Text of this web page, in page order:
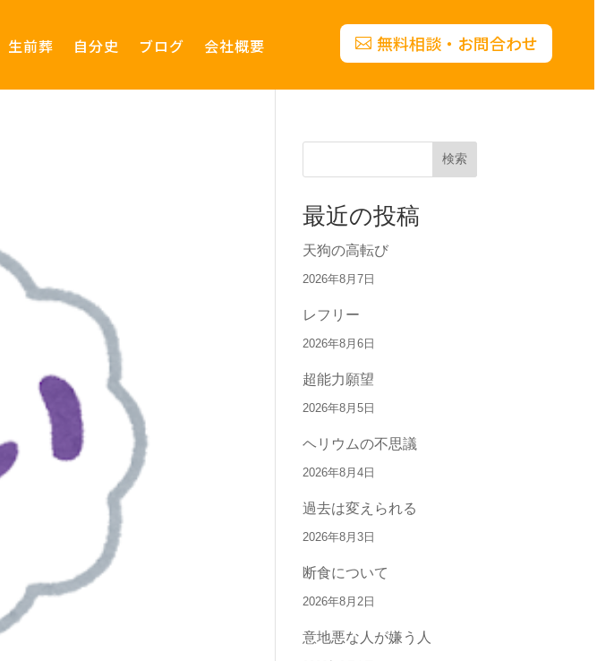
生前葬 自分史 ブログ 会社概要 無料相談・お問合わせ
検索
最近の投稿
天狗の高転び
2026年8月7日
レフリー
2026年8月6日
超能力願望
2026年8月5日
ヘリウムの不思議
2026年8月4日
過去は変えられる
2026年8月3日
断食について
2026年8月2日
意地悪な人が嫌う人